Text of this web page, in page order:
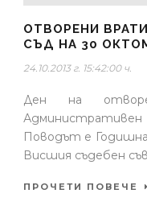
ОТВОРЕНИ
СЪД НА 30
24.10.2013 г. 15:42:00 ч.
Ден на
Поводът е
Висшия съдебен
ПРОЧЕТИ ПОВЕЧЕ